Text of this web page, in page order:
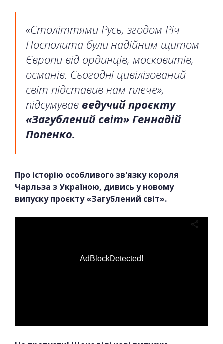
«Століттями Русь, згодом Річ
Посполита були надійним щитом
Європи від ординців, московитів,
османів. Сьогодні цивілізований
світ підставив нам плече», -
підсумував ведучий проєкту
«Загублений світ» Геннадій
Попенко.
Про історію особливого зв'язку короля
Чарльза з Україною, дивись у новому
випуску проєкту «Загублений світ».
AdBlockDetected!